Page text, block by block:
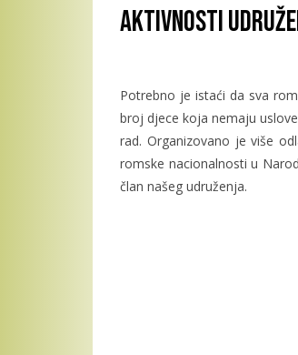
Aktivnosti
Potrebno je istaći da sva
broj djece koja nemaju
rad. Organizovano je više
romske nacionalnosti u
član našeg udruženja.